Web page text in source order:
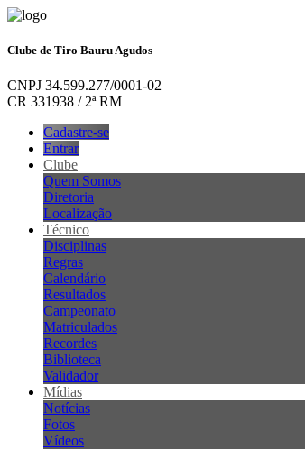
Clube de Tiro Bauru Agudos
CNPJ 34.599.277/0001-02
CR 331938 / 2ª RM
Cadastre-se
Entrar
Clube
Quem Somos
Diretoria
Localização
Técnico
Disciplinas
Regras
Calendário
Resultados
Campeonato
Matriculados
Recordes
Biblioteca
Validador
Mídias
Notícias
Fotos
Vídeos